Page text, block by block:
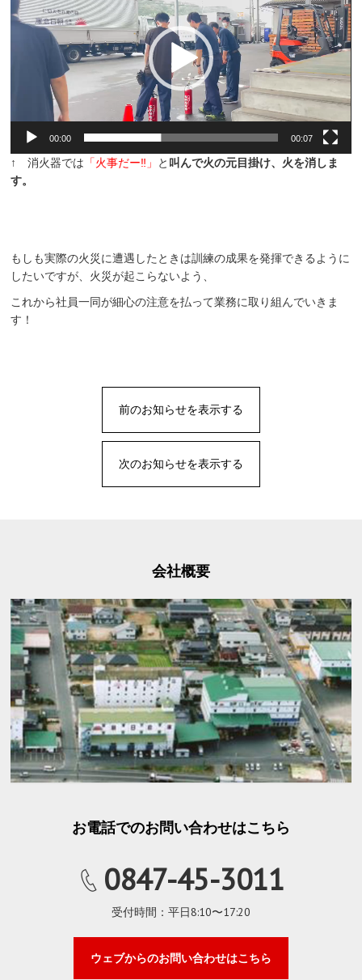
プ
レ
00:00 00:07
↑ 消火器では 「火事だー‼」 と 叫んで火の元目掛け、火を消しま
す。
もしも実際の火災に遭遇したときは訓練の成果を発揮できるように
したいですが、火災が起こらないよう、
これから社員一同が細心の注意を払って業務に取り組んでいきま
す！
前のお知らせを表示する
次のお知らせを表示する
会社概要
お電話でのお問い合わせはこちら
0847-45-3011
受付時間：平日8:10〜17:20
ウェブからのお問い合わせはこちら